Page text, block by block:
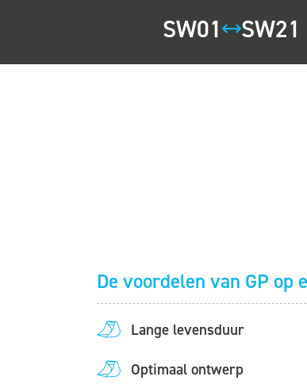
SW01
SW21
De voordelen van GP op
Lange levensduur
Optimaal ontwerp